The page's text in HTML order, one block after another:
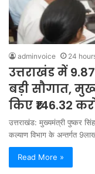
adminvoice 24
उत्तराखंड में
बड़ी सौगात,
किए ₹146.32
उत्तराखंड: मुख्यमंत्री पुष्कर
कल्याण विभाग के अन्तर्गत
Read More »